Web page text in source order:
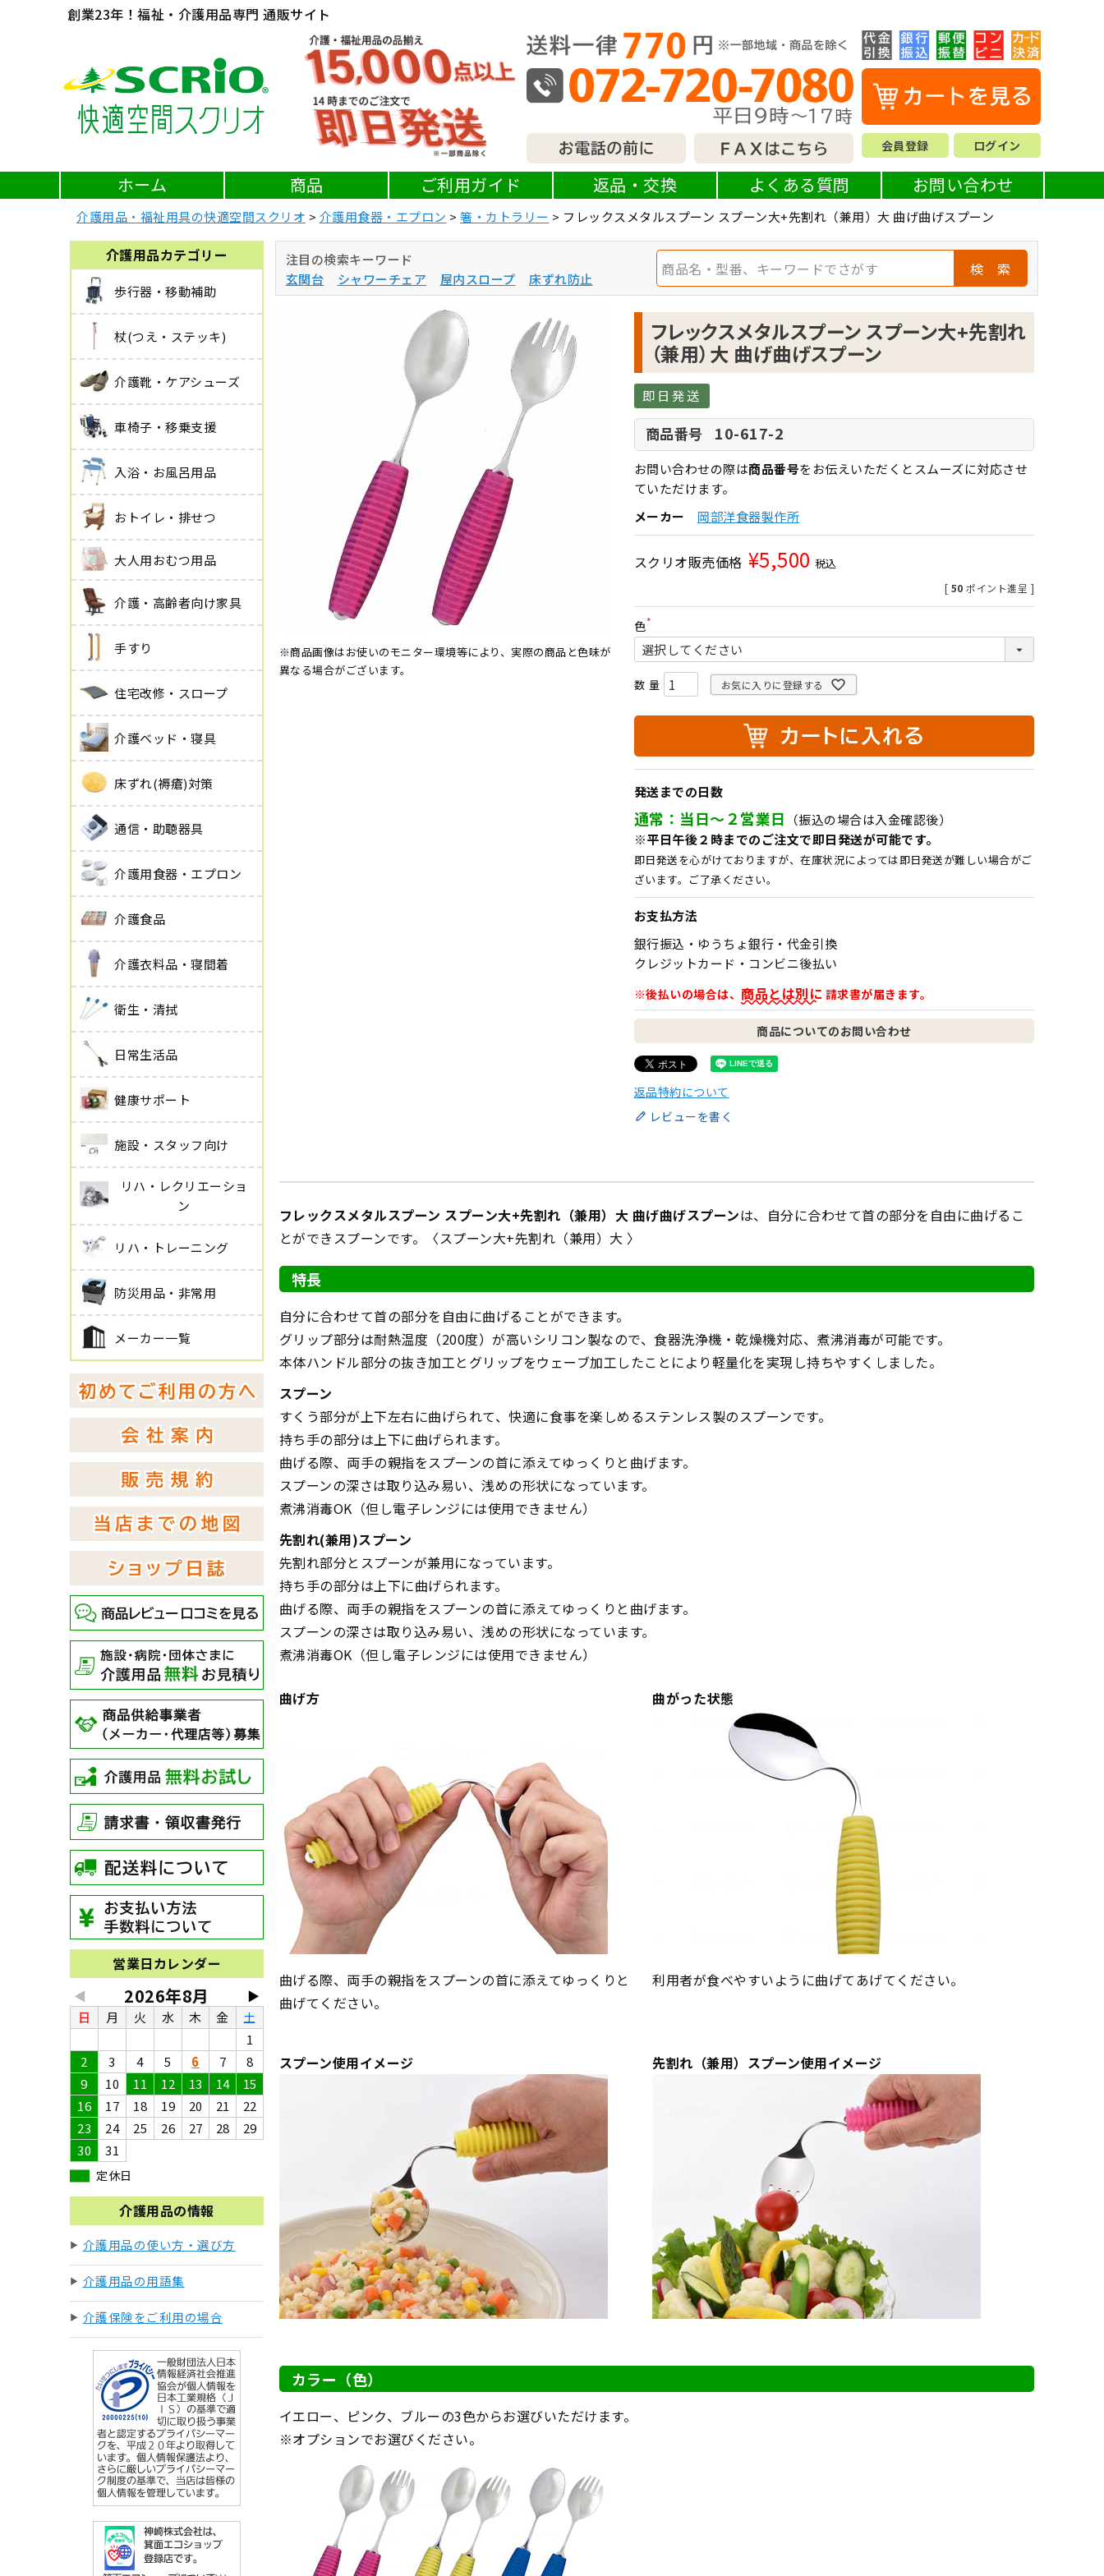
創業23年！福祉・介護用品専門 通販サイト
会員登録 ログイン
ホーム 商品 ご利用ガイド 返品・交換 よくある質問 お問い合わせ
介護用品・福祉用具の快適空間スクリオ 介護用食器・エプロン 箸・カトラリー フレックスメタルスプーン スプーン大+先割れ（兼用）大 曲げ曲げスプーン
介護用品カテゴリー
歩行器・移動補助
杖(つえ・ステッキ)
介護靴・ケアシューズ
車椅子・移乗支援
入浴・お風呂用品
おトイレ・排せつ
大人用おむつ用品
介護・高齢者向け家具
手すり
住宅改修・スロープ
介護ベッド・寝具
床ずれ(褥瘡)対策
通信・助聴器具
介護用食器・エプロン
介護食品
介護衣料品・寝間着
衛生・清拭
日常生活品
健康サポート
施設・スタッフ向け
リハ・レクリエーショ
ン
リハ・トレーニング
防災用品・非常用
メーカー一覧
営業日カレンダー
◀ ▶
2026年8月
日 月 火 水 木 金
土
1
2
3 4 5 6 7
8
9
10 11 12 13 14
15
16
17 18 19 20 21
22
23
24 25 26 27 28
29
30
31
定休日
介護用品の情報
介護用品の使い方・選び方
介護用品の用語集
介護保険をご利用の場合
注目の検索キーワード
玄関台
シャワーチェア 屋内スロープ 床ずれ防止
検 索
※商品画像はお使いのモニター環境等により、実際の商品と色味が
異なる場合がございます。
フレックスメタルスプーン スプーン大+先割れ
（兼用）大 曲げ曲げスプーン
即日発送
商品番号 10-617-2
お問い合わせの際は商品番号をお伝えいただくとスムーズに対応させ
ていただけます。
メーカー
岡部洋食器製作所
スクリオ販売価格 ¥5,500 税込
[ 50 ポイント進呈 ]
色
(
必
須
お気に入りに登録する
発送までの日数
通常：当日～２営業日
（振込の場合は入金確認後）
※平日午後２時までのご注文で即日発送が可能です。
即日発送を心がけておりますが、在庫状況によっては即日発送が難しい場合がご
ざいます。ご了承ください。
お支払方法
銀行振込・ゆうちょ銀行・代金引換
クレジットカード・コンビニ後払い
※後払いの場合は、 商品とは別に 請求書が届きます。
商品についてのお問い合わせ
返品特約について
レビューを書く
フレックスメタルスプーン スプーン大+先割れ（兼用）大 曲げ曲げスプーンは、自分に合わせて首の部分を自由に曲げるこ
とができスプーンです。〈スプーン大+先割れ（兼用）大 〉
特長
自分に合わせて首の部分を自由に曲げることができます。
グリップ部分は耐熱温度（200度）が高いシリコン製なので、食器洗浄機・乾燥機対応、煮沸消毒が可能です。
本体ハンドル部分の抜き加工とグリップをウェーブ加工したことにより軽量化を実現し持ちやすくしました。
スプーン
すくう部分が上下左右に曲げられて、快適に食事を楽しめるステンレス製のスプーンです。
持ち手の部分は上下に曲げられます。
曲げる際、両手の親指をスプーンの首に添えてゆっくりと曲げます。
スプーンの深さは取り込み易い、浅めの形状になっています。
煮沸消毒OK（但し電子レンジには使用できません）
先割れ(兼用)スプーン
先割れ部分とスプーンが兼用になっています。
持ち手の部分は上下に曲げられます。
曲げる際、両手の親指をスプーンの首に添えてゆっくりと曲げます。
スプーンの深さは取り込み易い、浅めの形状になっています。
煮沸消毒OK（但し電子レンジには使用できません）
曲げ方
曲げる際、両手の親指をスプーンの首に添えてゆっくりと
曲げてください。
曲がった状態
利用者が食べやすいように曲げてあげてください。
スプーン使用イメージ 先割れ（兼用）スプーン使用イメージ
カラー（色）
イエロー、ピンク、ブルーの3色からお選びいただけます。
※オプションでお選びください。